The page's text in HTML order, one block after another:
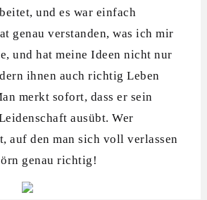
und es war einfach
genau verstanden, was ich mir
und hat meine Ideen nicht nur
ihnen auch richtig Leben
merkt sofort, dass er sein
ausübt. Wer
auf den man sich voll verlassen
genau richtig!